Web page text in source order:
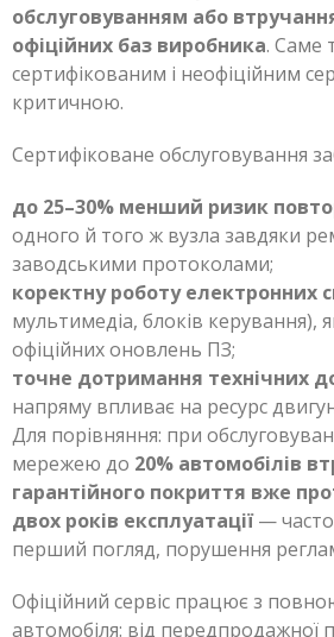
обслуговуванням або
офіційних баз виробника. Саме
сертифікованим і неофіційним
критичною.
Сертифіковане обслуговування
до 25–30% менший ризик
одного й того ж вузла завдяки
заводськими протоколами;
коректну роботу електронних
мультимедіа, блоків керування),
офіційних оновлень ПЗ;
точне дотримання технічних
напряму впливає на ресурс
Для порівняння: при
мережею до 20% автомобілів
гарантійного покриття вже
двох років експлуатації— часто
перший погляд, порушення
Офіційний сервіс працює з
автомобіля: від передпродажної